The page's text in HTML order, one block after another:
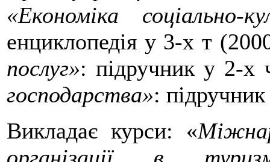
«Економіка соціально-
енциклопедія у 3-х т
послуг»: підручник у 2-
господарства»:
Викладає курси: «